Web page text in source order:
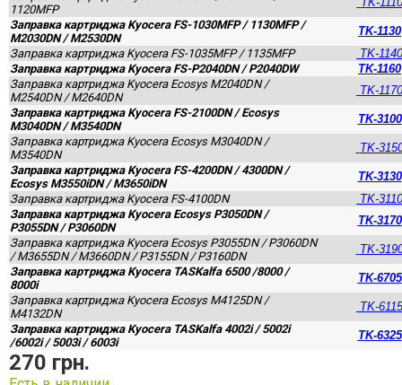
1120MFP
Заправка картриджа Kyocera FS-1030MFP / 1130MFP /
M2030DN / M2530DN
TK-1130
Заправка картриджа Kyocera FS-1035MFP / 1135MFP
TK-1140
Заправка картриджа Kyocera FS-P2040DN / P2040DW
TK-1160
Заправка картриджа Kyocera Ecosys M2040DN /
M2540DN / M2640DN
TK-1170
Заправка картриджа Kyocera FS-2100DN / Ecosys
M3040DN / M3540DN
TK-3100
Заправка картриджа Kyocera Ecosys M3040DN /
M3540DN
TK-
Заправка картриджа Kyocera FS-4200DN / 4300DN /
Ecosys M3550iDN / M3650iDN
TK-3130
Заправка картриджа Kyocera FS-4100DN
TK-3110
Заправка картриджа Kyocera Ecosys P3050DN /
P3055DN / P3060DN
TK-3170
Заправка картриджа Kyocera Ecosys P3055DN / P3060DN
/ M3655DN / M3660DN / P3155DN / P3160DN
TK-
Заправка картриджа Kyocera TASKalfa 6500 /8000 /
8000i
TK-6705
Заправка картриджа Kyocera Ecosys M4125DN /
M4132DN
TK-6115
Заправка картриджа Kyocera TASKalfa 4002i / 5002i
/6002i / 5003i / 6003i
TK-6325
270 грн.